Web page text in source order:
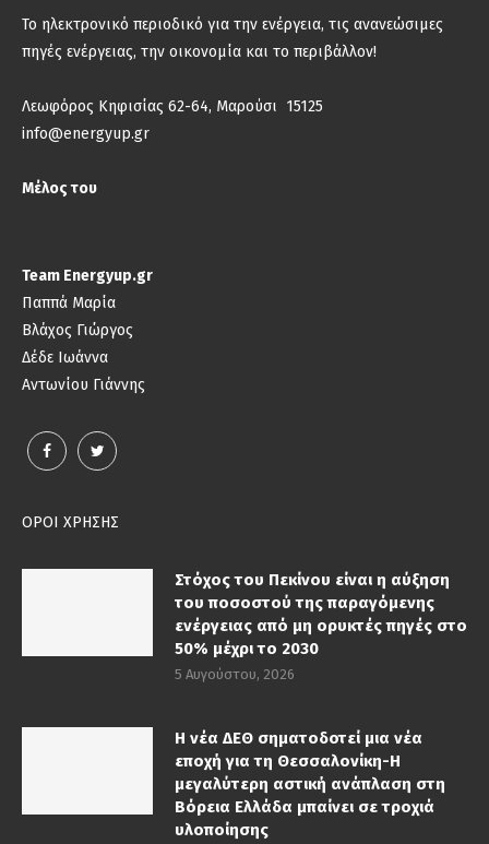
Το ηλεκτρονικό περιοδικό για την ενέργεια, τις ανανεώσιμες
πηγές ενέργειας, την οικονομία και το περιβάλλον!
Λεωφόρος Κηφισίας 62-64, Μαρούσι 15125
info@energyup.gr
Μέλος του
Team Energyup.gr
Παππά Μαρία
Βλάχος Γιώργος
Δέδε Ιωάννα
Αντωνίου Γιάννης
ΟΡΟΙ ΧΡΗΣΗΣ
Στόχος του Πεκίνου είναι η αύξηση
του ποσοστού της παραγόμενης
ενέργειας από μη ορυκτές πηγές στο
50% μέχρι το 2030
5 Αυγούστου, 2026
Η νέα ΔΕΘ σηματοδοτεί μια νέα
εποχή για τη Θεσσαλονίκη-Η
μεγαλύτερη αστική ανάπλαση στη
Βόρεια Ελλάδα μπαίνει σε τροχιά
υλοποίησης